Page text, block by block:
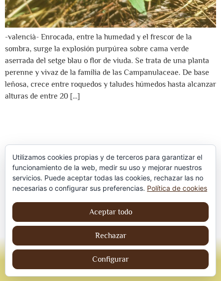
-valencià- Enrocada, entre la humedad y el frescor de la
sombra, surge la explosión purpúrea sobre cama verde
aserrada del setge blau o flor de viuda. Se trata de una planta
perenne y vivaz de la familia de las Campanulaceae. De base
leñosa, crece entre roquedos y taludes húmedos hasta alcanzar
alturas de entre 20 […]
Política de privacidad
Aviso Legal
Política de cookies
© Jordi contreraS – Todos los derechos
reservados
Utilizamos cookies propias y de terceros para garantizar el
funcionamiento de la web, medir su uso y mejorar nuestros
servicios. Puede aceptar todas las cookies, rechazar las no
necesarias o configurar sus preferencias. Política de cookies
Aceptar todo
Rechazar
Configurar